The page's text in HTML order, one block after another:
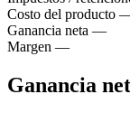
Costo del producto
Ganancia neta —
Margen —
Ganancia